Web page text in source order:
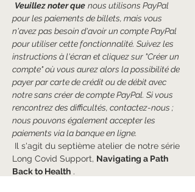
Veuillez noter que nous utilisons PayPal
pour les paiements de billets, mais vous
n'avez pas besoin d'avoir un compte PayPal
pour utiliser cette fonctionnalité. Suivez les
instructions à l'écran et cliquez sur "Créer un
compte" où vous aurez alors la possibilité de
payer par carte de crédit ou de débit avec
notre sans créer de compte PayPal. Si vous
rencontrez des difficultés, contactez-nous ;
nous pouvons également accepter les
paiements via la banque en ligne.
Long Covid Support, Navigating a Path
Back to Health .